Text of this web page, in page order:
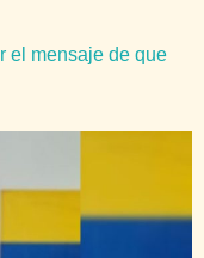
el mensaje de que